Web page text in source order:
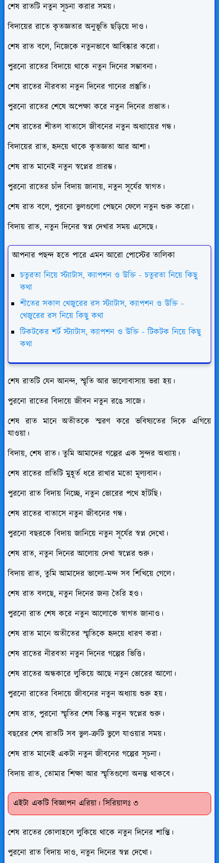
শেষ রাতটি নতুন সূচনা করার সময়।
বিদায়ের রাতে কৃতজ্ঞতার অনুভূতি ছড়িয়ে দাও।
শেষ রাত বলে, নিজেকে নতুনভাবে আবিষ্কার করো।
পুরনো রাতের বিদায়ে থাকে নতুন দিনের সম্ভাবনা।
শেষ রাতের নীরবতা নতুন দিনের গানের প্রস্তুতি।
পুরনো রাতের শেষে অপেক্ষা করে নতুন দিনের প্রভাত।
শেষ রাতের শীতল বাতাসে জীবনের নতুন অধ্যায়ের গন্ধ।
বিদায়ের রাত, হৃদয়ে থাকে কৃতজ্ঞতা আর আশা।
শেষ রাত মানেই নতুন স্বপ্নের প্রারম্ভ।
পুরনো রাতের চাঁদ বিদায় জানায়, নতুন সূর্যের স্বাগত।
শেষ রাত বলে, পুরনো ভুলগুলো পেছনে ফেলে নতুন শুরু করো।
বিদায় রাত, নতুন দিনের স্বপ্ন দেখার সময় এসেছে।
আপনার পছন্দ হতে পারে এমন আরো পোস্টের তালিকা
চতুরতা নিয়ে স্ট্যাটাস, ক্যাপশন ও উক্তি - চতুরতা নিয়ে কিছু
কথা
শীতের সকাল খেজুরের রস স্ট্যাটাস, ক্যাপশন ও উক্তি -
খেজুরের রস নিয়ে কিছু কথা
টিকটকের শর্ট স্ট্যাটাস, ক্যাপশন ও উক্তি - টিকটক নিয়ে কিছু
কথা
শেষ রাতটি যেন আনন্দ, স্মৃতি আর ভালোবাসায় ভরা হয়।
পুরনো রাতের বিদায়ে জীবন নতুন রঙে সাজে।
শেষ রাত মানে অতীতকে স্মরণ করে ভবিষ্যতের দিকে এগিয়ে
যাওয়া।
বিদায়, শেষ রাত। তুমি আমাদের গল্পের এক সুন্দর অধ্যায়।
শেষ রাতের প্রতিটি মুহূর্ত ধরে রাখার মতো মূল্যবান।
পুরনো রাত বিদায় নিচ্ছে, নতুন ভোরের পথে হাঁটছি।
শেষ রাতের বাতাসে নতুন জীবনের গন্ধ।
পুরনো বছরকে বিদায় জানিয়ে নতুন সূর্যের স্বপ্ন দেখো।
শেষ রাত, নতুন দিনের আলোয় দেখা স্বপ্নের শুরু।
বিদায় রাত, তুমি আমাদের ভালো-মন্দ সব শিখিয়ে গেলে।
শেষ রাত বলছে, নতুন দিনের জন্য তৈরি হও।
পুরনো রাত শেষ করে নতুন আলোকে স্বাগত জানাও।
শেষ রাত মানে অতীতের স্মৃতিকে হৃদয়ে ধারণ করা।
শেষ রাতের নীরবতা নতুন দিনের গল্পের ভিত্তি।
শেষ রাতের অন্ধকারে লুকিয়ে আছে নতুন ভোরের আলো।
পুরনো রাতের বিদায়ে জীবনের নতুন অধ্যায় শুরু হয়।
শেষ রাত, পুরনো স্মৃতির শেষ কিন্তু নতুন স্বপ্নের শুরু।
বছরের শেষ রাতটি সব ভুল-ত্রুটি ভুলে যাওয়ার সময়।
শেষ রাত মানেই একটা নতুন জীবনের গল্পের সূচনা।
বিদায় রাত, তোমার শিক্ষা আর স্মৃতিগুলো অনন্ত থাকবে।
এইটা একটি বিজ্ঞাপন এরিয়া। সিরিয়ালঃ ৩
শেষ রাতের কোলাহলে লুকিয়ে থাকে নতুন দিনের শান্তি।
পুরনো রাত বিদায় দাও, নতুন দিনের স্বপ্ন দেখো।